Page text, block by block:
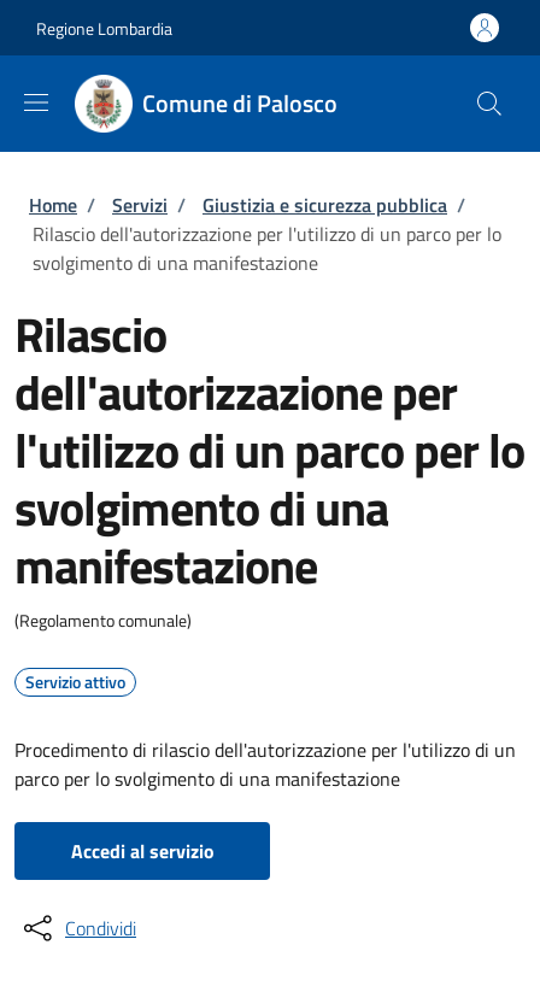
Regione Lombardia
Comune di Palosco
Briciole di pane
Home / Servizi / Giustizia e sicurezza pubblica /
Rilascio dell'autorizzazione per l'utilizzo di un parco per lo
svolgimento di una manifestazione
Rilascio
dell'autorizzazione per
l'utilizzo di un parco per lo
svolgimento di una
manifestazione
(Regolamento comunale)
Servizio attivo
Procedimento di rilascio dell'autorizzazione per l'utilizzo di un
parco per lo svolgimento di una manifestazione
Accedi al servizio
Condividi